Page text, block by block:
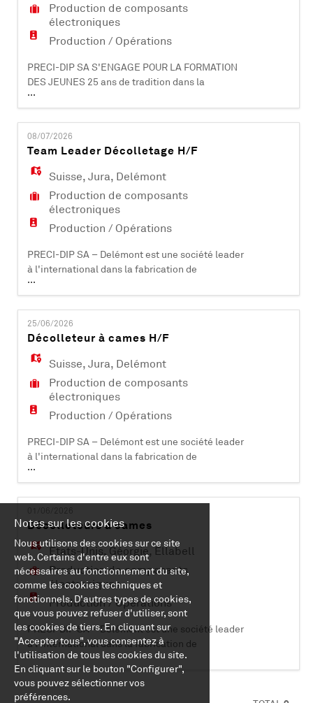
Production de composants
électroniques
Production / Opérations
PRECI-DIP SA S'ENGAGE POUR LA FORMATION
DES JEUNES 25 ans de tradition dans la
formation d'apprentis PRECI-DIP SA –
Delémont est une société leader à
l'international dans la fabrication de
composants électroniques (contacts et
connecteurs). Certifiée ISO 9001, ISO 14001, EN
9100 et IATF 16949, elle compte plus de 450
collaborateurs et est acti
...
08/07/2026
Team Leader Décolletage H/F
Suisse,Jura, Delémont
Production de composants
électroniques
Production / Opérations
PRECI-DIP SA – Delémont est une société leader
à l'international dans la fabrication de
composants électroniques (contacts et
connecteurs). Certifiée ISO 9001, ISO 14001, EN
9100 et IATF 16949, elle compte plus de 500
collaborateurs et est active dans les domaines
industriels, aéronautiques, automobiles,
médicaux et informatiques. PRECI-DIP SA dév
...
25/06/2026
Décolleteur à cames H/F
Suisse,Jura, Delémont
Production de composants
électroniques
Production / Opérations
PRECI-DIP SA – Delémont est une société leader
à l'international dans la fabrication de
composants électroniques (contacts et
connecteurs). Certifiée ISO 9001, ISO 14001, EN
9100 et IATF 16949, elle compte plus de 470
industriels, aéronautiques, automobiles,
médicaux et informatiques. PRECI-DIP SA dév
...
Décolleteurs à cames
Etats-Unis, Géorgie,Ellabell
Production de composants
électroniques
Production / Opérations
PRECI-DIP SA – Delémont est une société leader
à l'international dans la fabrication de
composants électroniques (contacts et
connecteurs). Certifiée ISO 9001, ISO 14001, EN
9100 et IATF 16949, elle compte plus de 500
...
Notes sur les cookies
Nous utilisons des cookies sur ce site
web. Certains d'entre eux sont
nécessaires au fonctionnement du site,
comme les cookies techniques et
fonctionnels. D'autres types de cookies,
que vous pouvez refuser d'utiliser, sont
les cookies de tiers. En cliquant sur
"Accepter tous", vous consentez à
l'utilisation de tous les cookies du site.
En cliquant sur le bouton "Configurer",
vous pouvez sélectionner vos
préférences.